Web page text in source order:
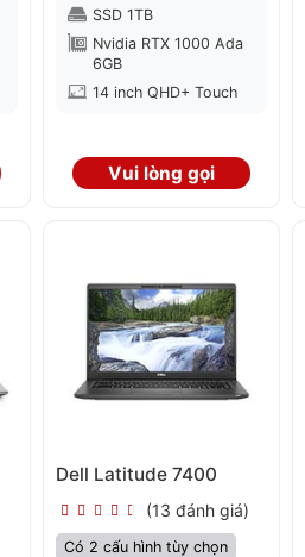
SSD 1TB
Nvidia RTX 1000 Ada
6GB
14 inch QHD+ Touch
Vui lòng gọi
Dell Latitude 7400
(13 đánh giá)
Có 2 cấu hình tùy chọn